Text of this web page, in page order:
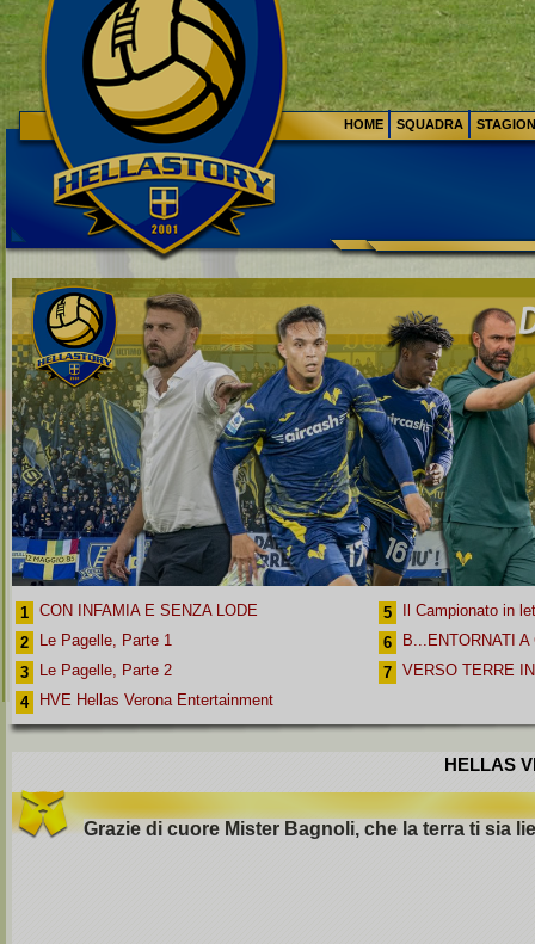
1 CON INFAMIA E SENZA LODE
2
Le Pagelle, Parte 1
3
Le Pagelle, Parte 2
4
HVE Hellas Verona Entertainment
5
Il Campionato in
6
B...ENTORNATI A
7 VERSO TERRE
HELLAS
Grazie di cuore Mister Bagnoli, che la terra ti sia
HOME SQUADRA